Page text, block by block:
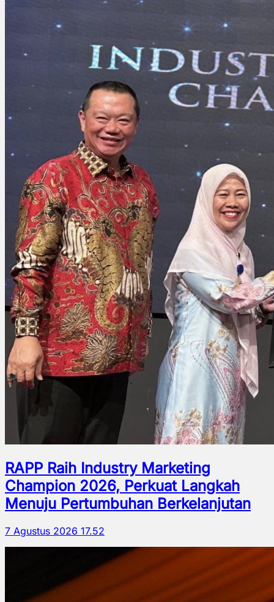
RAPP Raih Industry Marketing
Champion 2026, Perkuat Langkah
Menuju Pertumbuhan Berkelanjutan
7 Agustus 2026 17.52